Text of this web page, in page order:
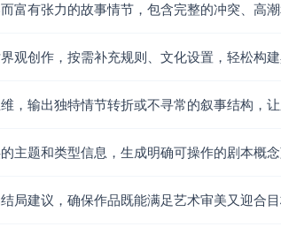
终承认：母亲当年为保护涉内幕的酒店项目，与
他威胁说永远不原谅他，但此时一个更大的阴谋
反击中，怀瑾身负重伤，用自己的生命帮助薇安
世界观构建
富有张力的故事情节，包含完整的冲突、高
观创作，按需补充规则、文化设置，轻松构建
，输出独特情节转折或不寻常的叙事结构，让
主题和类型信息，生成明确可操作的剧本概
局建议，确保作品既能满足艺术审美又迎合目